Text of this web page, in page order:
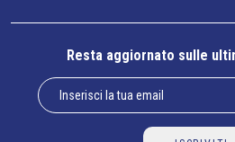
Resta aggiornato sulle